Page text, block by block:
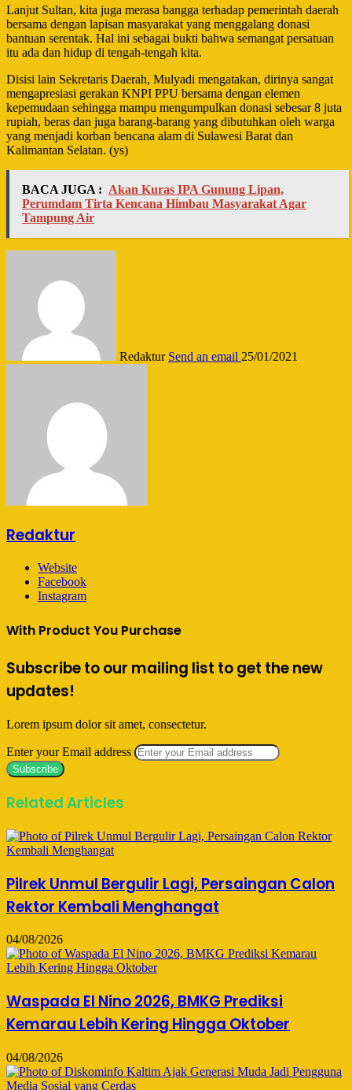
Lanjut Sultan, kita juga merasa bangga terhadap pemerintah daerah
bersama dengan lapisan masyarakat yang menggalang donasi
bantuan serentak. Hal ini sebagai bukti bahwa semangat persatuan
itu ada dan hidup di tengah-tengah kita.
Disisi lain Sekretaris Daerah, Mulyadi mengatakan, dirinya sangat
mengapresiasi gerakan KNPI PPU bersama dengan elemen
kepemudaan sehingga mampu mengumpulkan donasi sebesar 8 juta
rupiah, beras dan juga barang-barang yang dibutuhkan oleh warga
yang menjadi korban bencana alam di Sulawesi Barat dan
Kalimantan Selatan. (ys)
BACA JUGA : Akan Kuras IPA Gunung Lipan,
Perumdam Tirta Kencana Himbau Masyarakat Agar
Tampung Air
Redaktur Send an email 25/01/2021
Redaktur
Website
Facebook
Instagram
With Product You Purchase
Subscribe to our mailing list to get the new
updates!
Lorem ipsum dolor sit amet, consectetur.
Enter your Email address
Related Articles
Pilrek Unmul Bergulir Lagi, Persaingan Calon
Rektor Kembali Menghangat
04/08/2026
Waspada El Nino 2026, BMKG Prediksi
Kemarau Lebih Kering Hingga Oktober
04/08/2026